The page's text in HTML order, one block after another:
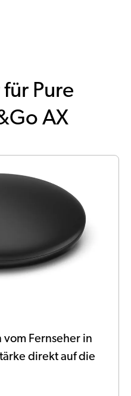
Pure
AX
vom Fernseher in
direkt auf die